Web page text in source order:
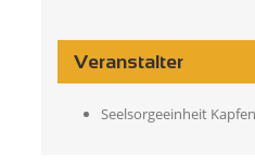
Veranstalter
Seelsorgeeinheit